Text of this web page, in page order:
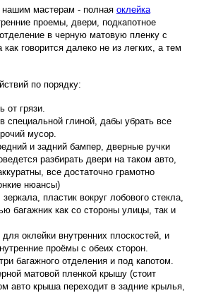
мастерам - полная оклейка
проемы, двери, подкапотное
в черную матовую пленку с
говорится далеко не из легких, а тем
по порядку:
от грязи.
специальной глиной, дабы убрать все
мусор.
и задний бампер, дверные ручки
разбирать двери на таком авто,
все достаточно грамотно
нюансы)
пластик вокруг лобового стекла,
багажник как со стороны улицы, так и
оклейки внутренних плоскостей, и
проёмы с обеих сторон.
багажного отделения и под капотом.
матовой пленкой крышу (стоит
авто крыша переходит в задние крылья,